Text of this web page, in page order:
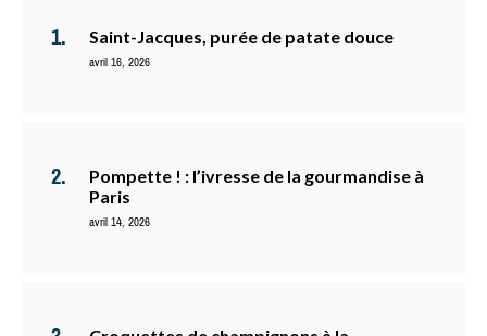
Saint-Jacques, purée de patate douce
avril 16, 2026
Pompette ! : l’ivresse de la gourmandise à
Paris
avril 14, 2026